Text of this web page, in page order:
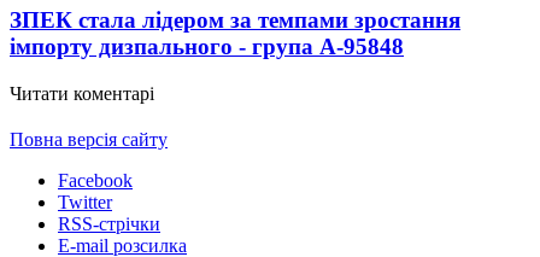
ЗПЕК стала лідером за темпами зростання
імпорту дизпального - група А-95848
Читати коментарі
Повна версія сайту
Facebook
Twitter
RSS-стрічки
E-mail розсилка